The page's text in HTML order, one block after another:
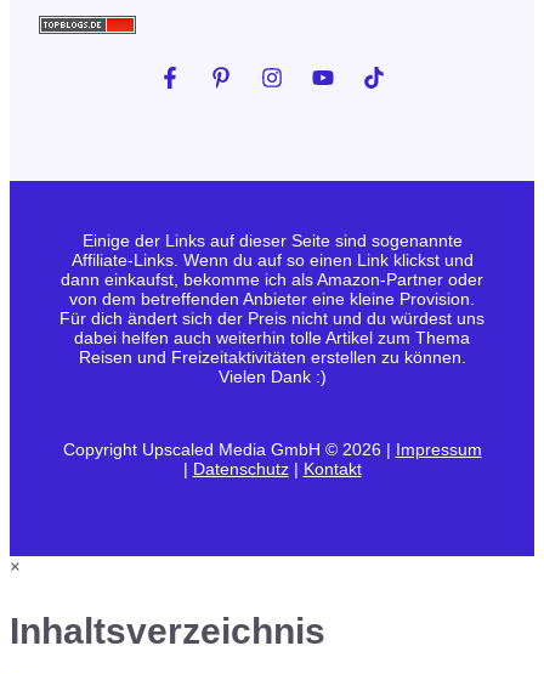
Einige der Links auf dieser Seite sind sogenannte
Affiliate-Links. Wenn du auf so einen Link klickst und
dann einkaufst, bekomme ich als Amazon-Partner oder
von dem betreffenden Anbieter eine kleine Provision.
Für dich ändert sich der Preis nicht und du würdest uns
dabei helfen auch weiterhin tolle Artikel zum Thema
Reisen und Freizeitaktivitäten erstellen zu können.
Vielen Dank :)
Copyright Upscaled Media GmbH © 2026 | Impressum
| Datenschutz| Kontakt
×
Inhaltsverzeichnis